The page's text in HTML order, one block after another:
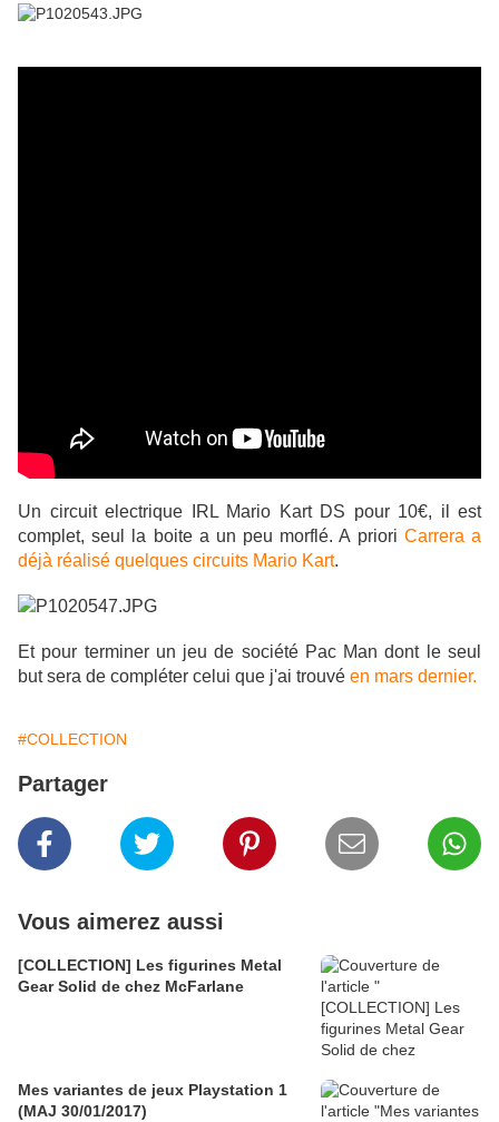
Un circuit electrique IRL Mario Kart DS pour 10€, il est
complet, seul la boite a un peu morflé. A priori Carrera a
déjà réalisé quelques circuits Mario Kart.
Et pour terminer un jeu de société Pac Man dont le seul
but sera de compléter celui que j'ai trouvé en mars dernier.
#COLLECTION
Partager
Vous aimerez aussi
[COLLECTION] Les figurines Metal
Gear Solid de chez McFarlane
Mes variantes de jeux Playstation 1
(MAJ 30/01/2017)